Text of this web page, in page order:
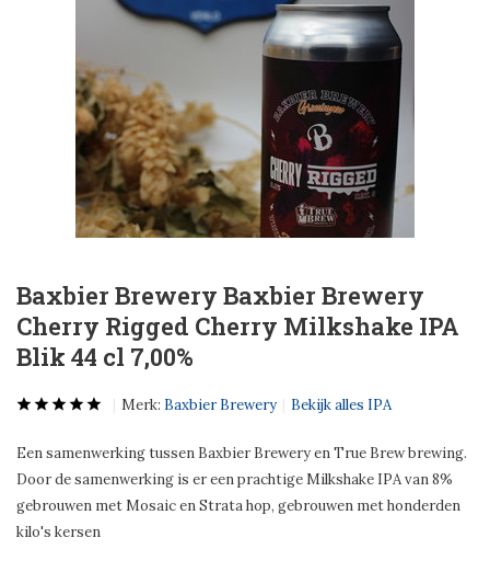
Baxbier Brewery Baxbier Brewery
Cherry Rigged Cherry Milkshake IPA
Blik 44 cl 7,00%
Merk: Baxbier Brewery Bekijk alles IPA
Een samenwerking tussen Baxbier Brewery en True Brew brewing.
Door de samenwerking is er een prachtige Milkshake IPA van 8%
gebrouwen met Mosaic en Strata hop, gebrouwen met honderden
kilo's kersen